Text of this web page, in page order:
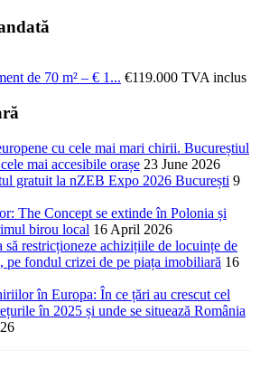
de 70 m² – € 1... €119.000 TVA inclus
cu cele mai mari chirii. Bucureștiul
mai accesibile orașe 23 June 2026
gratuit la nZEB Expo 2026 București 9
The Concept se extinde în Polonia și
birou local 16 April 2026
să restricționeze achizițiile de locuințe de
pe fondul crizei de pe piața imobiliară 16
în Europa: În ce țări au crescut cel
în 2025 și unde se situează România